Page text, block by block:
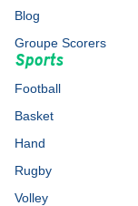
Blog
Groupe Scorers
Sports
Football
Basket
Hand
Rugby
Volley